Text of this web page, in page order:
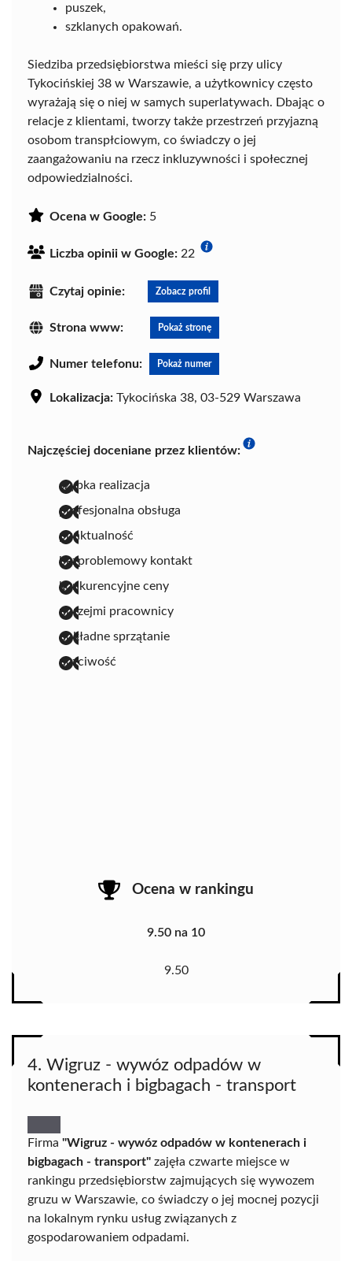
puszek,
szklanych opakowań.
Siedziba przedsiębiorstwa mieści się przy ulicy
Tykocińskiej 38 w Warszawie, a użytkownicy często
wyrażają się o niej w samych superlatywach. Dbając o
relacje z klientami, tworzy także przestrzeń przyjazną
osobom transpłciowym, co świadczy o jej
zaangażowaniu na rzecz inkluzywności i społecznej
odpowiedzialności.
Ocena w Google: 5
Liczba opinii w Google: 22
Czytaj opinie: Zobacz profil
Strona www: Pokaż stronę
Numer telefonu: Pokaż numer
Lokalizacja: Tykocińska 38, 03-529 Warszawa
Najczęściej doceniane przez klientów:
szybka realizacja
profesjonalna obsługa
punktualność
bezproblemowy kontakt
konkurencyjne ceny
uprzejmi pracownicy
dokładne sprzątanie
uczciwość
Ocena w rankingu
9.50 na 10
9.50
4. Wigruz - wywóz odpadów w
kontenerach i bigbagach - transport
Firma "Wigruz - wywóz odpadów w kontenerach i
bigbagach - transport" zajęła czwarte miejsce w
rankingu przedsiębiorstw zajmujących się wywozem
gruzu w Warszawie, co świadczy o jej mocnej pozycji
na lokalnym rynku usług związanych z
gospodarowaniem odpadami.